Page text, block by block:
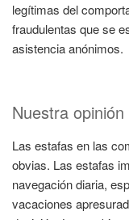
legítimas del
fraudulentas que se
asistencia anónimos.
Nuestra opinión
Las estafas en las
obvias. Las estafas
navegación diaria,
vacaciones